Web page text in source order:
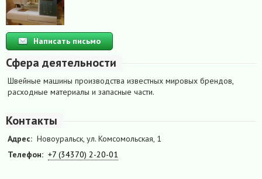
Написать письмо
Сфера деятельности
Швейные машины производства известных мировых брендов,
расходные материалы и запасные части.
Контакты
Адрес: Новоуральск, ул. Комсомольская, 1
Телефон: +7 (34370) 2-20-01